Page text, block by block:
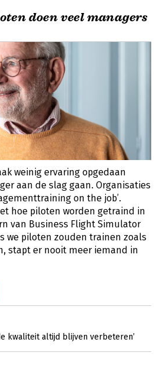
doen veel managers
weinig ervaring opgedaan
aan de slag gaan. Organisaties
on the job’.
hoe piloten worden getraind in
van Business Flight Simulator
we piloten zouden trainen zoals
stapt er nooit meer iemand in
kwaliteit altijd blijven verbeteren’